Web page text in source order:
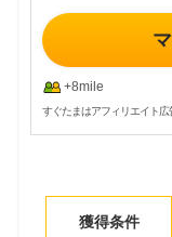
+8mile
すぐたまはアフィリエイト
獲得条件